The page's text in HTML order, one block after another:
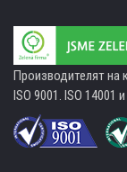
Производителят на
ISO 9001. ISO 14001